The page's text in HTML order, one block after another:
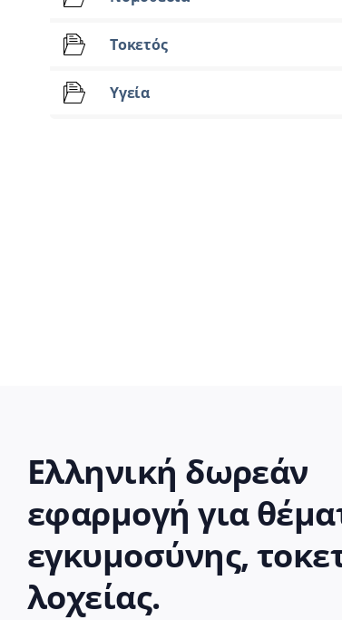
Τοκετός
Υγεία
Ελληνική δωρεάν
εφαρμογή για
εγκυμοσύνης,
λοχείας.